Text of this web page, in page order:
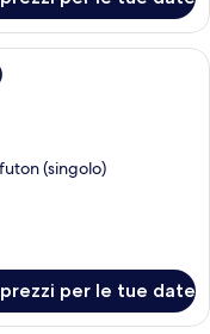
d'albergo con due letti,
(singolo)
per le tue date